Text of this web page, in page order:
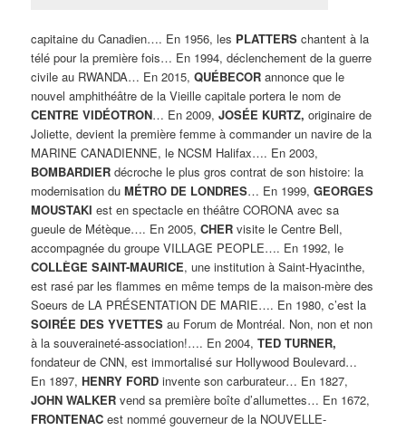
capitaine du Canadien…. En 1956, les PLATTERS chantent à la
télé pour la première fois… En 1994, déclenchement de la guerre
civile au RWANDA… En 2015,QUÉBECOR annonce que le
nouvel amphithéâtre de la Vieille capitale portera le nom de
CENTRE VIDÉOTRON… En 2009,JOSÉE KURTZ, originaire de
Joliette, devient la première femme à commander un navire de la
MARINE CANADIENNE, le NCSM Halifax…. En 2003,
BOMBARDIER décroche le plus gros contrat de son histoire: la
modernisation duMÉTRO DE LONDRES… En 1999,GEORGES
MOUSTAKI est en spectacle en théâtre CORONA avec sa
gueule de Métèque…. En 2005,CHER visite le Centre Bell,
accompagnée du groupe VILLAGE PEOPLE…. En 1992, le
COLLÈGE SAINT-MAURICE, une institution à Saint-Hyacinthe,
est rasé par les flammes en même temps de la maison-mère des
Soeurs de LA PRÉSENTATION DE MARIE…. En 1980, c’est la
SOIRÉE DES YVETTES au Forum de Montréal. Non, non et non
à la souveraineté-association!…. En 2004,TED TURNER,
fondateur de CNN, est immortalisé sur Hollywood Boulevard…
En 1897,HENRY FORD invente son carburateur… En 1827,
JOHN WALKER vend sa première boîte d’allumettes… En 1672,
FRONTENAC est nommé gouverneur de la NOUVELLE-